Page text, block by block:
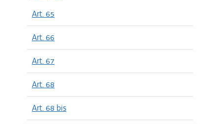
Art. 65
Art. 66
Art. 67
Art. 68
Art. 68 bis